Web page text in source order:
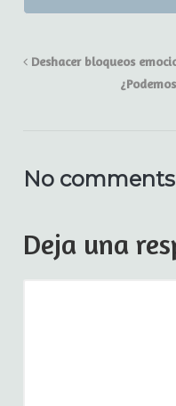
Deshacer bloqueos
No
Deja una